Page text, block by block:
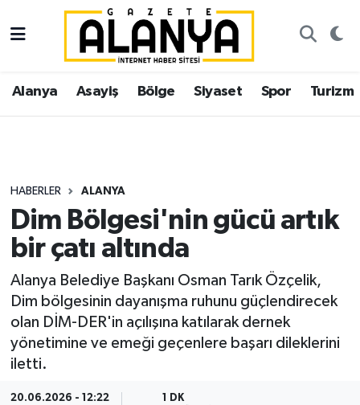
Alanya Asayiş Bölge Siyaset Spor Turizm
HABERLER ALANYA
Dim Bölgesi'nin gücü artık
bir çatı altında
Alanya Belediye Başkanı Osman Tarık Özçelik,
Dim bölgesinin dayanışma ruhunu güçlendirecek
olan DİM-DER'in açılışına katılarak dernek
yönetimine ve emeği geçenlere başarı dileklerini
iletti.
20.06.2026 - 12:22 1 DK
Alanya
Asayiş
Siyaset
Spor
Turizm
Ekonomi
Gazipaşa
İstanbul Nöbetçi Eczaneler
İstanbul Hava Durumu
Süper Lig Puan Durumu ve Fikstür
Tüm Manşetler
Son Dakika Haberleri
Haber Arşivi